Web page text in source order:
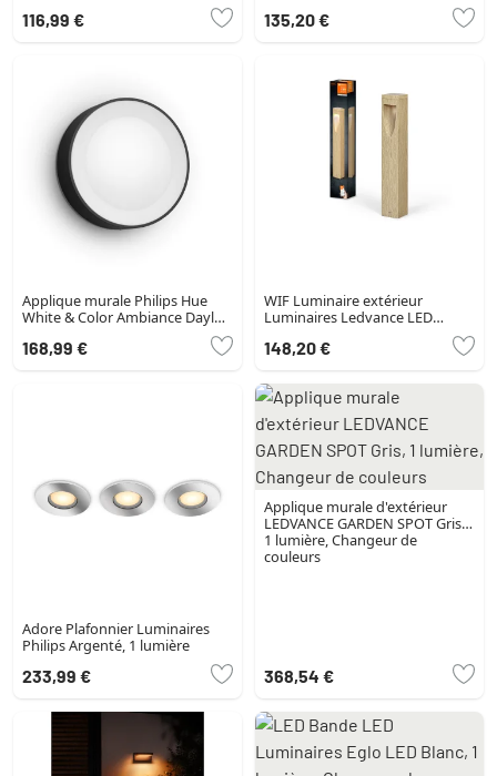
116,99 € 135,20 €
Applique murale Philips Hue
White & Color Ambiance Daylo
168,99 €
WIF Luminaire extérieur
Luminaires Ledvance LED
Changeur de couleurs
148,20 €
Adore Plafonnier Luminaires
Philips Argenté, 1 lumière
233,99 €
Applique murale d'extérieur
LEDVANCE GARDEN SPOT Gris,
1 lumière, Changeur de
couleurs
368,54 €